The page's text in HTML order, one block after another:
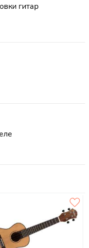
гитар